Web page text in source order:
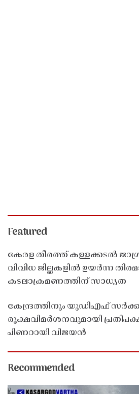
Featured
കേരള തീരത്ത് കള്ളക്കടൽ
വിവിധ ജില്ലകളിൽ ഉയർന്ന
കടലാക്രമണത്തിന് സാധ്യത
കേന്ദ്രത്തിനും യുഡിഎഫ്
രൂക്ഷവിമർശനവുമായി
പിണറായി വിജയൻ
Recommended